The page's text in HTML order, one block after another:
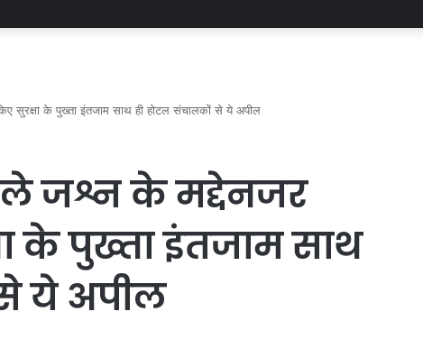
सुरक्षा के पुख्ता इंतजाम साथ ही होटल संचालकों से ये अपील
जश्न के मद्देनजर
के पुख्ता इंतजाम साथ
ये अपील